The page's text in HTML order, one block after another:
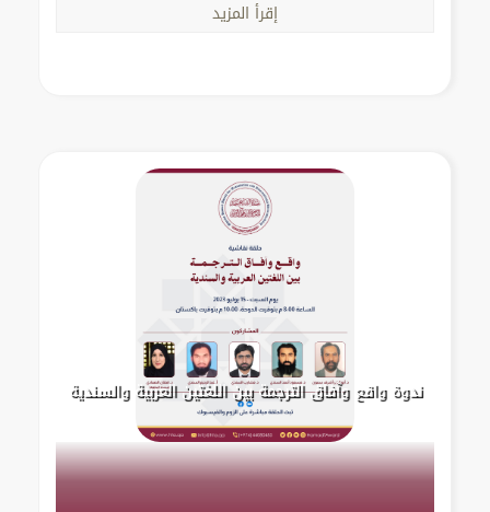
إقرأ المزيد
ندوة واقع وآفاق الترجمة بين اللغتين العربية والسندية